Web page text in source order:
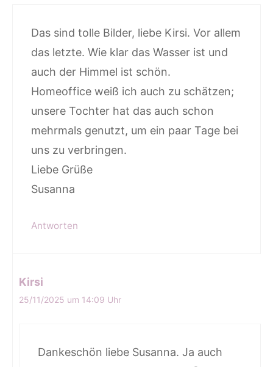
Das sind tolle Bilder, liebe Kirsi. Vor allem
das letzte. Wie klar das Wasser ist und
auch der Himmel ist schön.
Homeoffice weiß ich auch zu schätzen;
unsere Tochter hat das auch schon
mehrmals genutzt, um ein paar Tage bei
uns zu verbringen.
Liebe Grüße
Susanna
Antworten
Kirsi
25/11/2025 um 14:09 Uhr
Dankeschön liebe Susanna. Ja auch